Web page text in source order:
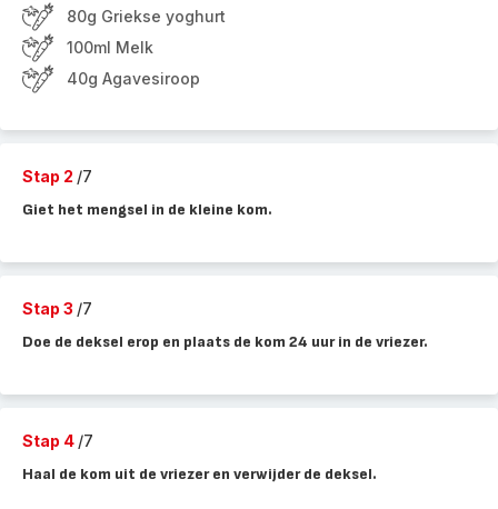
80g Griekse yoghurt
100ml Melk
40g Agavesiroop
Stap 2 /7
Giet het mengsel in de kleine kom.
Stap 3 /7
Doe de deksel erop en plaats de kom 24 uur in de vriezer.
Stap 4 /7
Haal de kom uit de vriezer en verwijder de deksel.